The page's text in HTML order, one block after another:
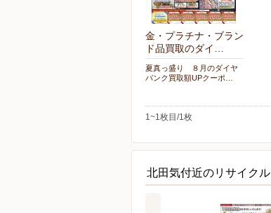
金・プラチナ・ブラン
ド品買取のダイ…
夏真っ盛り ８月のダイヤ
バンク買取額UPクーポ…
1~1枚目/1枚
北田気付近のリサイクル